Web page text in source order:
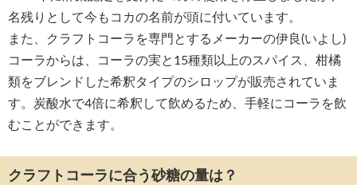
名残りとして今もコカの名前が頭に付いています。
また、クラフトコーラを専門とするメーカーの伊良(いよし)
コーラからは、コーラの実と15種類以上のスパイス、柑橘
類をブレンドした希釈タイプのシロップが販売されていま
す。炭酸水で4倍に希釈して飲めるため、手軽にコーラを飲
むことができます。
クラフトコーラに合う砂糖の量は？